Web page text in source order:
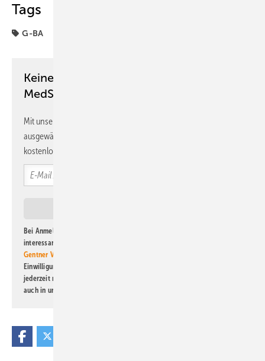
Tags
G-BA
Keine Zeit? Kein Problem mit dem
MedSach Newsletter!
Mit unserem Newsletter erhalten Sie regelmäßig von uns
ausgewählte Informationen und Neuigkeiten, gebündelt und
kostenlos direkt ins Postfach.
Bei Anmeldung zu diesem Newsletter bin ich damit einverstanden, über
interessante Verlags- und Online-Angebote
Gentner Verlag GmbH & Co. KG
Einwilligung kann ich jederzeit widerrufen und eine Abmeldung ist
jederzeit möglich. Informationen zum Umgang mit Daten finden Sie
auch in unserer